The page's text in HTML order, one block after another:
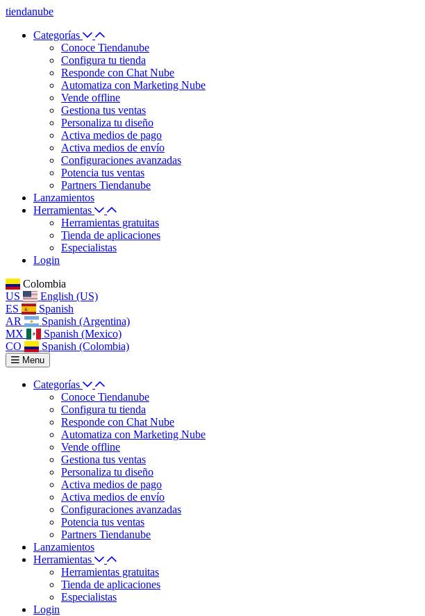
tiendanube
Categorías
Conoce Tiendanube
Configura tu tienda
Responde con Chat Nube
Automatiza con Marketing Nube
Vende offline
Gestiona tus ventas
Personaliza tu diseño
Activa medios de pago
Activa medios de envío
Configuraciones avanzadas
Potencia tus ventas
Partners Tiendanube
Lanzamientos
Herramientas
Herramientas gratuitas
Tienda de aplicaciones
Especialistas
Login
Colombia
US
English (US)
ES
Spanish
AR
Spanish (Argentina)
MX
Spanish (Mexico)
CO
Spanish (Colombia)
Menu
Categorías
Conoce Tiendanube
Configura tu tienda
Responde con Chat Nube
Automatiza con Marketing Nube
Vende offline
Gestiona tus ventas
Personaliza tu diseño
Activa medios de pago
Activa medios de envío
Configuraciones avanzadas
Potencia tus ventas
Partners Tiendanube
Lanzamientos
Herramientas
Herramientas gratuitas
Tienda de aplicaciones
Especialistas
Login